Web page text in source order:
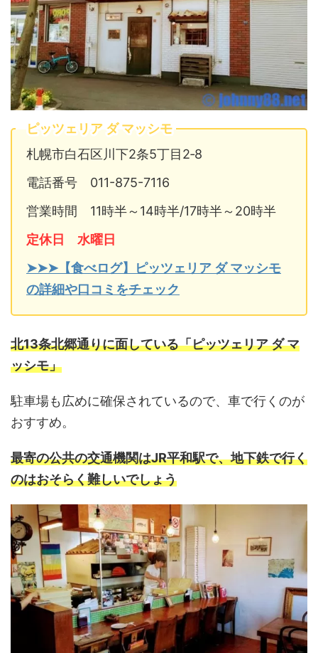
ピッツェリア ダ マッシモ
札幌市白石区川下2条5丁目2‐8
電話番号 011-875-7116
営業時間 11時半～14時半/17時半～20時半
定休日 水曜日
➤➤➤【食べログ】ピッツェリア ダ マッシモ
の詳細や口コミをチェック
北13条北郷通りに面している「ピッツェリア ダ マ
ッシモ」
駐車場も広めに確保されているので、車で行くのが
おすすめ。
最寄の公共の交通機関はJR平和駅で、地下鉄で行く
のはおそらく難しいでしょう